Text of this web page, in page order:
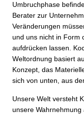
Umbruchphase
Berater zur
Veränderungen
und uns nicht in Form
aufdrücken lassen.
Weltordnung basiert
Konzept, das
sich von unten, aus
Unsere Welt versteht
unsere